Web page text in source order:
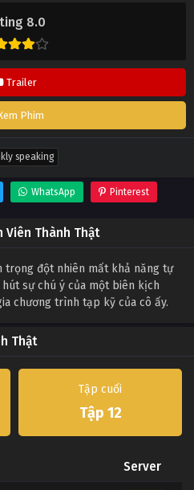
8.0
Trailer
Phim
speaking
WhatsApp Pinterest
Viên Thành Thật
trọng đột nhiên mất khả năng tự
sự chú ý của một biên kịch
chương trình tạp kỹ của cô ấy.
Thật
Tập cuối
Tập 12
Server